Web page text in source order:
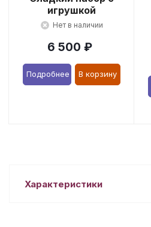
игрушкой
Нет в наличии
6 500 ₽
Подробнее В корзину
Характеристики